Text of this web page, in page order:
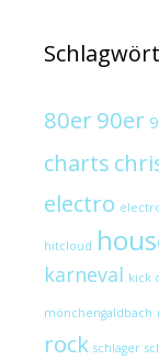
80er90er
charts
electro
hitcloud
karneval kick
mönchengaldbach
rock schlager